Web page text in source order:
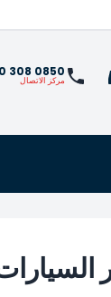
0850 308 0 308
مركز الاتصال